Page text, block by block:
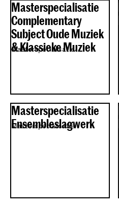
Masterspecialisatie
Complementary
Subject Oude Muziek
& Klassieke Muziek
Masterspecialisatie
Masterspecialisatie
Ensembleslagwerk
Masterspecialisatie